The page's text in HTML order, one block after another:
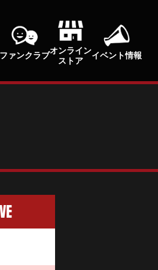
ファンクラブ
オンライン
ストア
イベント情報